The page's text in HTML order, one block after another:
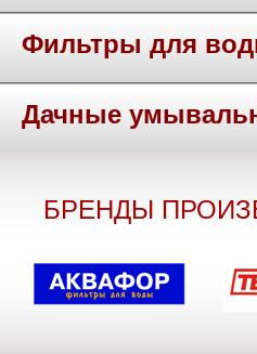
Фильтры для
Дачные
БРЕНДЫ